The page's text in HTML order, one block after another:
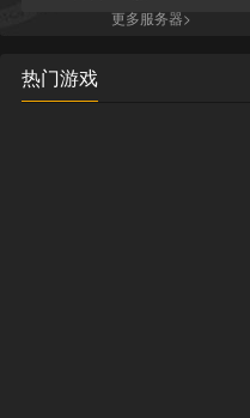
更多服务器>
热门游戏